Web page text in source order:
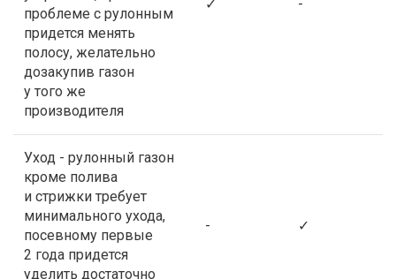
проблеме с рулонным
придется менять
полосу, желательно
дозакупив газон
у того же
производителя
✓ -
Уход - рулонный газон
кроме полива
и стрижки требует
минимального ухода,
посевному первые
2 года придется
уделить достаточно
- ✓